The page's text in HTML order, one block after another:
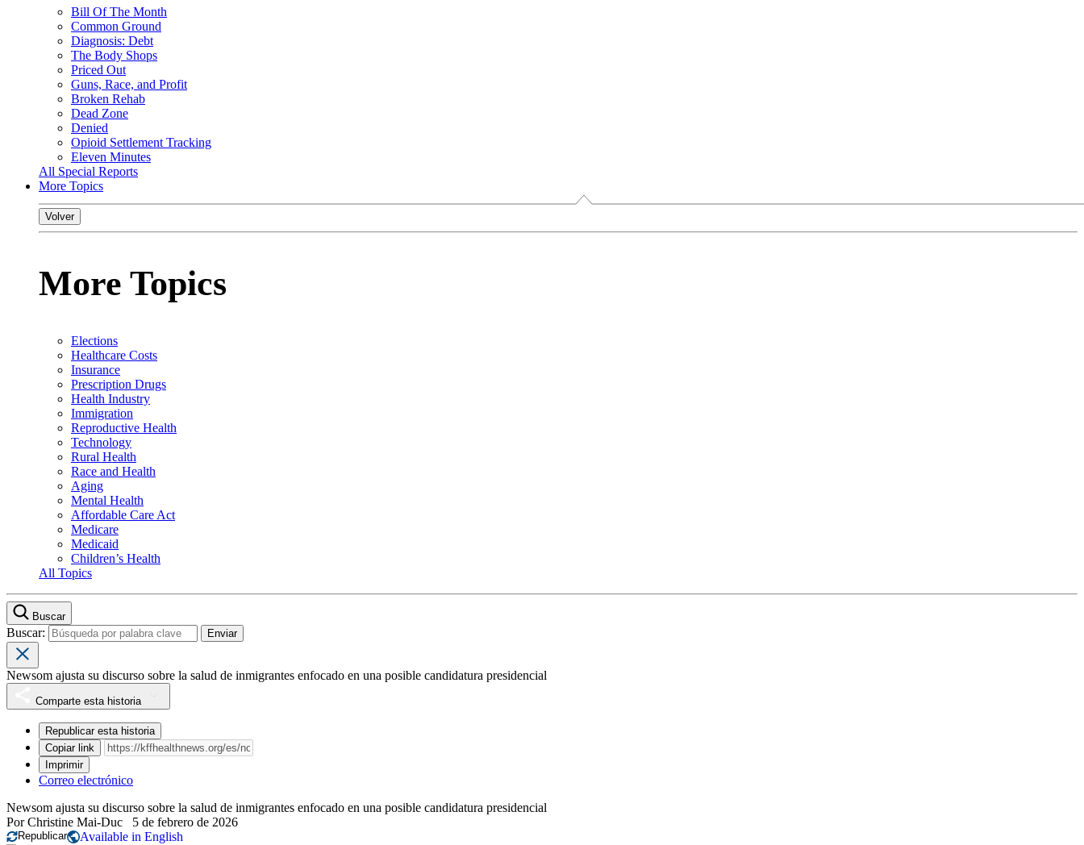
Bill Of The Month
Common Ground
Diagnosis: Debt
The Body Shops
Priced Out
Guns, Race, and Profit
Broken Rehab
Dead Zone
Denied
Opioid Settlement Tracking
Eleven Minutes
All Special Reports
More Topics
Volver
More Topics
Elections
Healthcare Costs
Insurance
Prescription Drugs
Health Industry
Immigration
Reproductive Health
Technology
Rural Health
Race and Health
Aging
Mental Health
Affordable Care Act
Medicare
Medicaid
Children’s Health
All Topics
Buscar
Buscar:
Newsom ajusta su discurso sobre la salud de inmigrantes enfocado en una posible candidatura presidencial
Comparte esta historia
Republicar esta historia
Copiar link
Imprimir
Correo electrónico
Newsom ajusta su discurso sobre la salud de inmigrantes enfocado en una posible candidatura presidencial
PorChristine Mai-Duc 5 de febrero de 2026
Republicar Available in English